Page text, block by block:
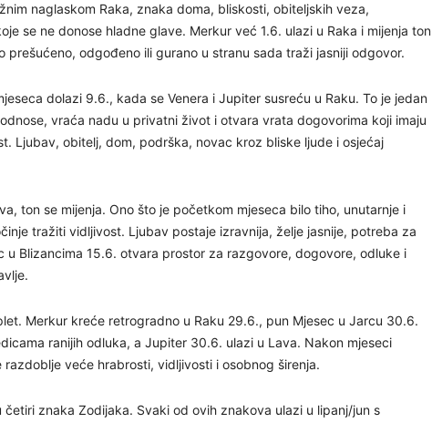
naglaskom Raka, znaka doma, bliskosti, obiteljskih veza,
se ne donose hladne glave. Merkur već 1.6. ulazi u Raka i mijenja ton
prešućeno, odgođeno ili gurano u stranu sada traži jasniji odgovor.
dolazi 9.6., kada se Venera i Jupiter susreću u Raku. To je jedan
vraća nadu u privatni život i otvara vrata dogovorima koji imaju
Ljubav, obitelj, dom, podrška, novac kroz bliske ljude i osjećaj
ton se mijenja. Ono što je početkom mjeseca bilo tiho, unutarnje i
tražiti vidljivost. Ljubav postaje izravnija, želje jasnije, potreba za
u Blizancima 15.6. otvara prostor za razgovore, dogovore, odluke i
Merkur kreće retrogradno u Raku 29.6., pun Mjesec u Jarcu 30.6.
ranijih odluka, a Jupiter 30.6. ulazi u Lava. Nakon mjeseci
veće hrabrosti, vidljivosti i osobnog širenja.
znaka Zodijaka. Svaki od ovih znakova ulazi u lipanj/jun s